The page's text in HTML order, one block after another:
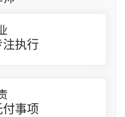
执行
事项